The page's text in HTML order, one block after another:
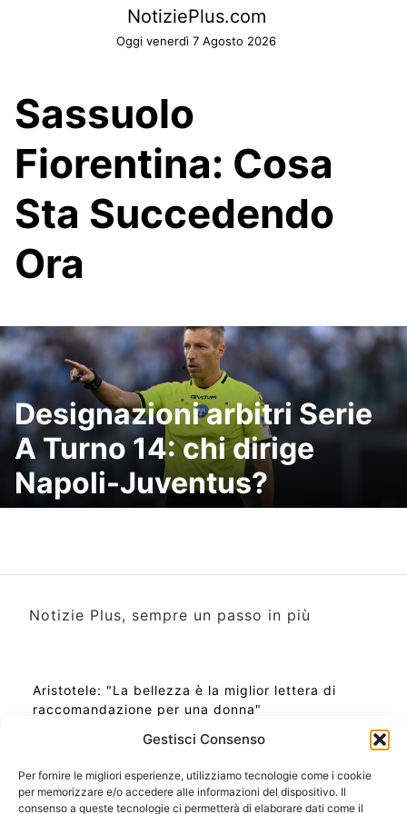
Gestisci Consenso
Per fornire le migliori esperienze, utilizziamo tecnologie come i cookie
per memorizzare e/o accedere alle informazioni del dispositivo. Il
consenso a queste tecnologie ci permetterà di elaborare dati come il
NotiziePlus.com
Oggi venerdì 7 Agosto 2026
Sassuolo
Fiorentina: Cosa
Sta Succedendo
Ora
Designazioni arbitri Serie
A Turno 14: chi dirige
Napoli-Juventus?
Notizie Plus, sempre un passo in più
Aristotele: "La bellezza è la miglior lettera di
raccomandazione per una donna"
Ora Esatta in Italia in questo momento